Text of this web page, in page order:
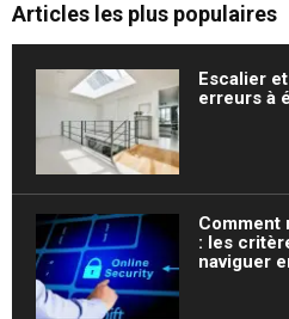
Articles les plus populaires
Escalier
erreurs à
Comment
: les
naviguer